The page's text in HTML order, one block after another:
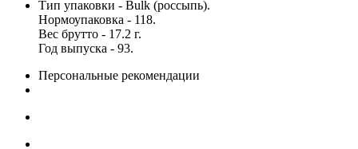
Тип упаковки - Bulk (россыпь).
Нормоупаковка - 118.
Вес брутто - 17.2 г.
Год выпуска - 93.
Персональные рекомендации